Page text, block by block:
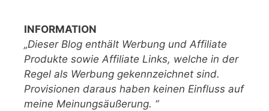
INFORMATION
„Dieser Blog enthält Werbung und Affiliate
Produkte sowie Affiliate Links, welche in der
Regel als Werbung gekennzeichnet sind.
Provisionen daraus haben keinen Einfluss auf
meine Meinungsäußerung. “